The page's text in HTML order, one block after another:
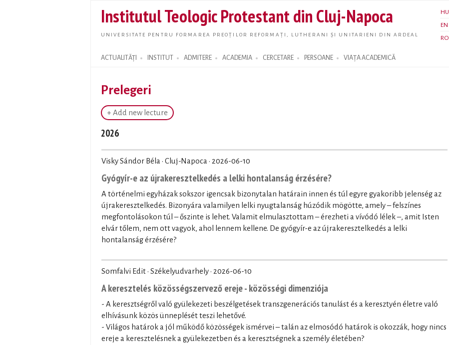
main
content
Institutul Teologic Protestant din Cluj-Napoca
UNIVERSITATE PENTRU FORMAREA PREOȚILOR REFORMAȚI, LUTHERANI ȘI UNITARIENI DIN ARDEAL
HU
EN
RO
ACTUALITĂȚI INSTITUT ADMITERE ACADEMIA CERCETARE PERSOANE VIAȚA ACADEMICĂ
Search form
Prelegeri
+ Add new lecture
2026
Visky Sándor Béla · Cluj-Napoca · 2026-06-10
Gyógyír-e az újrakeresztelkedés a lelki hontalanság érzésére?
A történelmi egyházak sokszor igencsak bizonytalan határain innen és túl egyre gyakoribb jelenség az
újrakeresztelkedés. Bizonyára valamilyen lelki nyugtalanság húzódik mögötte, amely – felszínes
megfontolásokon túl – őszinte is lehet. Valamit elmulasztottam – érezheti a vívódó lélek –, amit Isten
elvár tőlem, nem ott vagyok, ahol lennem kellene. De gyógyír-e az újrakeresztelkedés a lelki
hontalanság érzésére?
Somfalvi Edit · Székelyudvarhely · 2026-06-10
A keresztelés közösségszervező ereje - közösségi dimenziója
- A keresztségről való gyülekezeti beszélgetések transzgenerációs tanulást és a keresztyén életre való
elhívásunk közös ünneplését teszi lehetővé.
- Világos határok a jól működő közösségek ismérvei – talán az elmosódó határok is okozzák, hogy nincs
ereje a keresztelésnek a gyülekezetben és a keresztségnek a személy életében?